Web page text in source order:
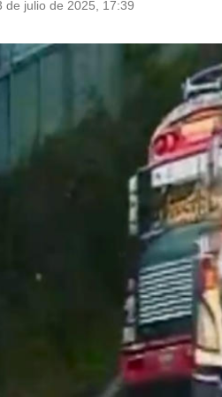
de julio de 2025, 17:39